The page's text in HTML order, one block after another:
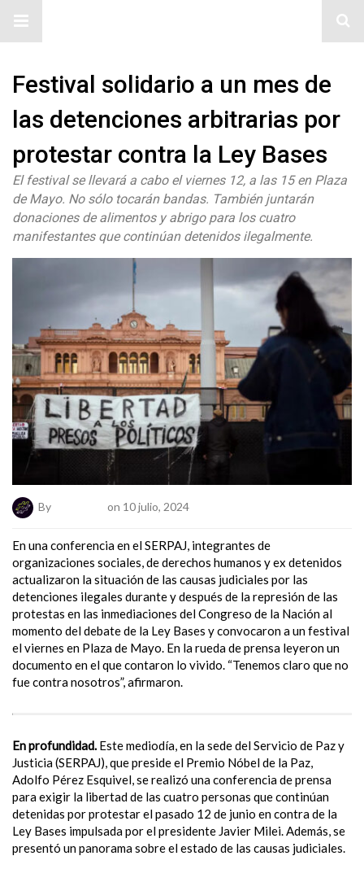
Festival solidario a un mes de
las detenciones arbitrarias por
protestar contra la Ley Bases
El festival se llevará a cabo el viernes 12, a las 15 en Plaza
de Mayo. No sólo tocarán bandas. También juntarán
donaciones de alimentos y abrigo para los cuatro
manifestantes que continúan detenidos ilegalmente.
By on 10 julio, 2024
En una conferencia en el SERPAJ, integrantes de
organizaciones sociales, de derechos humanos y ex detenidos
actualizaron la situación de las causas judiciales por las
detenciones ilegales durante y después de la represión de las
protestas en las inmediaciones del Congreso de la Nación al
momento del debate de la Ley Bases y convocaron a un festival
el viernes en Plaza de Mayo. En la rueda de prensa leyeron un
documento en el que contaron lo vivido. “Tenemos claro que no
fue contra nosotros”, afirmaron.
En profundidad.Este mediodía, en la sede del Servicio de Paz y
Justicia (SERPAJ), que preside el Premio Nóbel de la Paz,
Adolfo Pérez Esquivel, se realizó una conferencia de prensa
para exigir la libertad de las cuatro personas que continúan
detenidas por protestar el pasado 12 de junio en contra de la
Ley Bases impulsada por el presidente Javier Milei. Además, se
presentó un panorama sobre el estado de las causas judiciales.